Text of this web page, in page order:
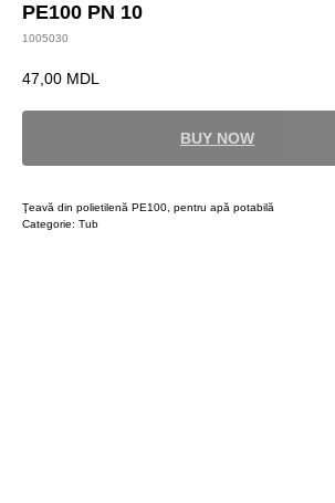
PE100 PN 10
1005030
47,00 MDL
BUY NOW
Ţeavă din polietilenă PE100, pentru apă potabilă
Categorie: Tub